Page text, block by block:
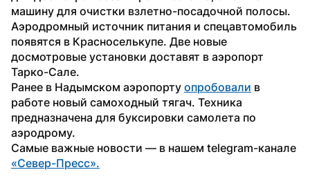
машину для очистки взлетно-посадочной полосы.
Аэродромный источник питания и спецавтомобиль
появятся в Красноселькупе. Две новые
досмотровые установки доставят в аэропорт
Тарко-Сале.
Ранее в Надымском аэропорту опробовали в
работе новый самоходный тягач. Техника
предназначена для буксировки самолета по
аэродрому.
«Север-Пресс».